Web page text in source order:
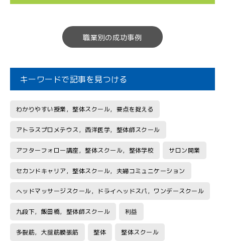
職業別の成功事例
キーワードで記事を見つける
わかりやすい授業，整体スクール，要点を捉える
アトラスプロメテウス，西洋医学，整体師スクール
アフターフォロー講座，整体スクール，整体学校 サロン開業
セカンドキャリア，整体スクール，夫婦コミュニケーション
ヘッドマッサージスクール，ドライヘッドスパ，ワンデースクール
九段下，飯田橋，整体師スクール 利益
多裂筋，大腿筋膜張筋 整体 整体スクール